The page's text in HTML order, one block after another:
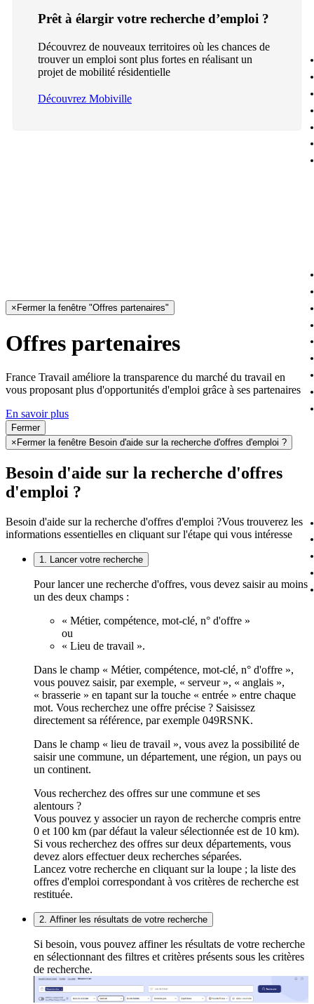
Prêt à élargir votre recherche d’emploi ?
Découvrez de nouveaux territoires où les chances de
trouver un emploi sont plus fortes en réalisant un
projet de mobilité résidentielle
Découvrez Mobiville
× Fermer la fenêtre "Offres partenaires"
Offres partenaires
France Travail améliore la transparence du marché du travail en
vous proposant plus d'opportunités d'emploi grâce à ses partenaires
En savoir plus
Fermer
× Fermer la fenêtre Besoin d'aide sur la recherche d'offres d'emploi ?
Besoin d'aide sur la recherche d'offres
d'emploi ?
Besoin d'aide sur la recherche d'offres d'emploi ?Vous trouverez les
informations essentielles en cliquant sur l'étape qui vous intéresse
1. Lancer votre recherche
Pour lancer une recherche d'offres, vous devez saisir au moins
un des deux champs :
« Métier, compétence, mot-clé, n° d'offre »
ou
« Lieu de travail ».
Dans le champ « Métier, compétence, mot-clé, n° d'offre »,
vous pouvez saisir, par exemple, « serveur », « anglais »,
« brasserie » en tapant sur la touche « entrée » entre chaque
mot. Vous recherchez une offre précise ? Saisissez
directement sa référence, par exemple 049RSNK.
Dans le champ « lieu de travail », vous avez la possibilité de
saisir une commune, un département, une région, un pays ou
un continent.
Vous recherchez des offres sur une commune et ses
alentours ?
Vous pouvez y associer un rayon de recherche compris entre
0 et 100 km (par défaut la valeur sélectionnée est de 10 km).
Si vous recherchez des offres sur deux départements, vous
devez alors effectuer deux recherches séparées.
Lancez votre recherche en cliquant sur la loupe ; la liste des
offres d'emploi correspondant à vos critères de recherche est
restituée.
2. Affiner les résultats de votre recherche
Si besoin, vous pouvez affiner les résultats de votre recherche
en sélectionnant des filtres et critères présents sous les critères
de recherche.